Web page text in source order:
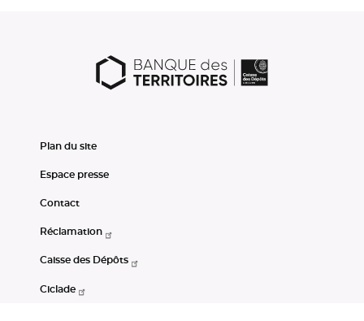
Plan du site
Espace presse
Contact
Réclamation
Caisse des Dépôts
Ciclade